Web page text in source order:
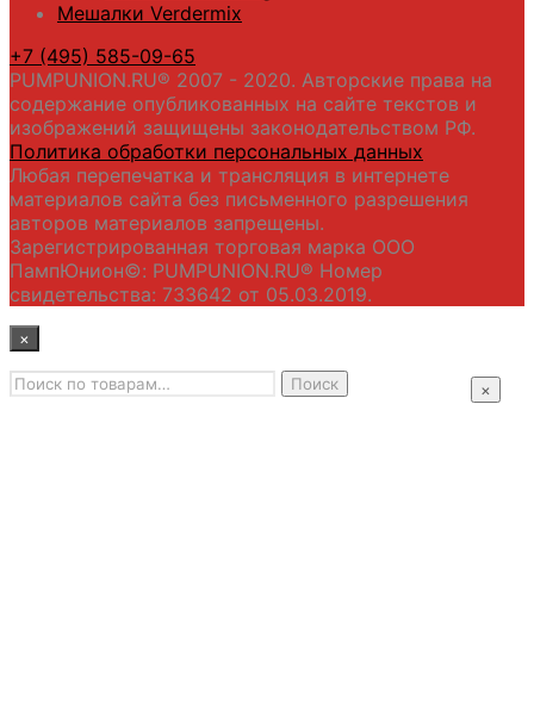
Мешалки Verdermix
+7 (495) 585-09-65
PUMPUNION.RU® 2007 - 2020. Авторские права на
содержание опубликованных на сайте текстов и
изображений защищены законодательством РФ.
Политика обработки персональных данных
Любая перепечатка и трансляция в интернете
материалов сайта без письменного разрешения
авторов материалов запрещены.
Зарегистрированная торговая марка ООО
ПампЮнион©: PUMPUNION.RU® Номер
свидетельства: 733642 от 05.03.2019.
×
Главная
×
Искать: Поиск